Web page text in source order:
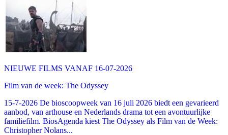
NIEUWE FILMS VANAF 16-07-2026
Film van de week: The Odyssey
15-7-2026 De bioscoopweek van 16 juli 2026 biedt een gevarieerd
aanbod, van arthouse en Nederlands drama tot een avontuurlijke
familiefilm. BiosAgenda kiest The Odyssey als Film van de Week:
Christopher Nolans...